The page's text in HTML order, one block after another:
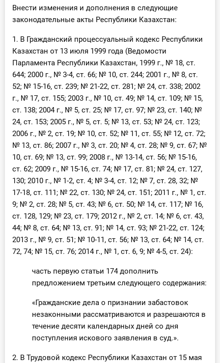
Практика ИП
Кадры. Труд. Зарплата.
Учет по отраслям
Юридический помощник
Интернет-магазин
О Системе
Обучение
Тарифы
Тестирование для
бухгалтера
Внести изменения и дополнения в следующие
законодательные акты Республики Казахстан:
1. В Гражданский процессуальный кодекс Республики
Казахстан от 13 июля 1999 года (Ведомости
Парламента Республики Казахстан, 1999 г., № 18, ст.
644; 2000 г., № 3-4, ст. 66; № 10, ст. 244; 2001 г., № 8, ст.
52; № 15-16, ст. 239; № 21-22, ст. 281; № 24, ст. 338; 2002
г., № 17, ст. 155; 2003 г., № 10, ст. 49; № 14, ст. 109; № 15,
ст. 138; 2004 г., № 5, ст. 25; № 17, ст. 97; № 23, ст. 140; №
24, ст. 153; 2005 г., № 5, ст. 5; № 13, ст. 53; № 24, ст. 123;
2006 г., № 2, ст. 19; № 10, ст. 52; № 11, ст. 55; № 12, ст. 72;
№ 13, ст. 86; 2007 г., № 3, ст. 20; № 4, ст. 28; № 9, ст. 67; №
10, ст. 69; № 13, ст. 99; 2008 г., № 13-14, ст. 56; № 15-16,
ст. 62; 2009 г., № 15-16, ст. 74; № 17, ст. 81; № 24, ст. 127,
130; 2010 г., № 1-2, ст. 4; № 3-4, ст. 12; № 7, ст. 28, 32; №
17-18, ст. 111; № 22, ст. 130; № 24, ст. 151; 2011 г., № 1, ст.
9; № 2, ст. 28; № 5, ст. 43; № 6, ст. 50; № 14, ст. 117; № 16,
ст. 128, 129; № 23, ст. 179; 2012 г., № 2, ст. 14; № 6, ст. 43,
44; № 8, ст. 64; № 13, ст. 91; № 14, ст. 93; № 21-22, ст. 124;
2013 г., № 9, ст. 51; № 10-11, ст. 56; № 13, ст. 64; № 14, ст.
72, 74; № 15, ст. 76; 2014 г., № 1, ст. 6, 9; № 4-5, ст. 24):
часть первую статьи 174 дополнить
предложением третьим следующего содержания:
«Гражданские дела о признании забастовок
незаконными рассматриваются и разрешаются в
течение десяти календарных дней со дня
поступления искового заявления в суд.».
2. В Трудовой кодекс Республики Казахстан от 15 мая